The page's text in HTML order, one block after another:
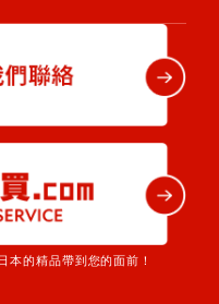
的精品帶到您的面前！